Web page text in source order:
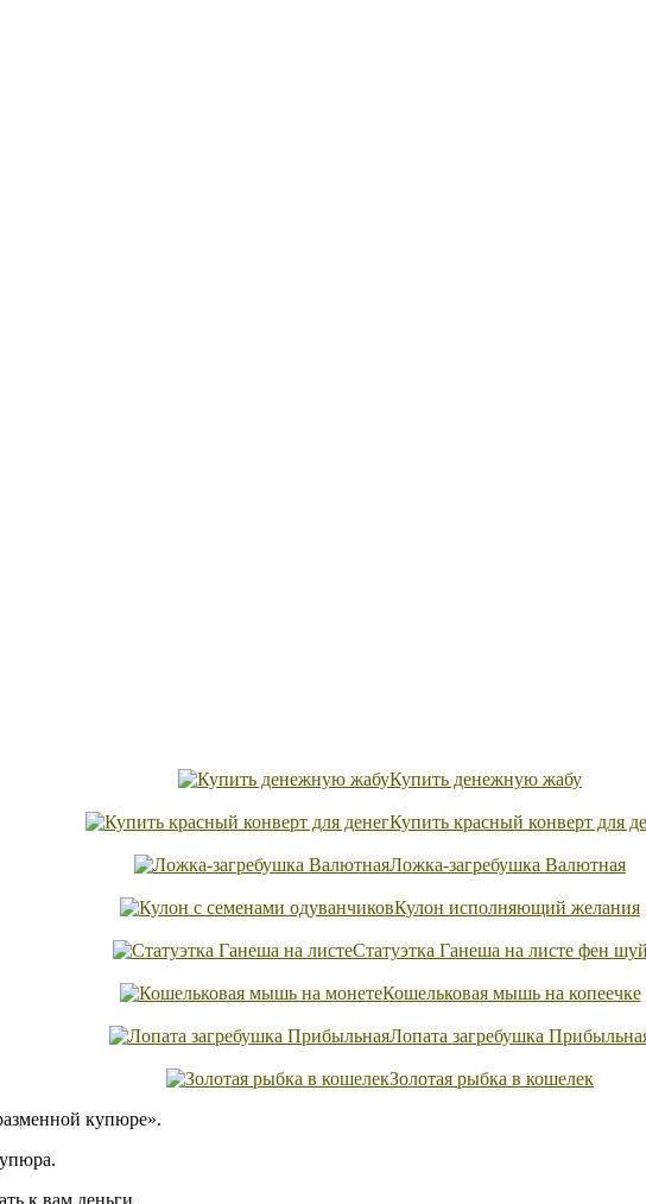
Купить денежную жабу
Купить красный конверт для
Ложка-загребушка Валютная
Кулон исполняющий желания
Статуэтка Ганеша на листе фен шуй
Кошельковая мышь на копеечке
Лопата загребушка
Золотая рыбка в кошелек
купюре».
к вам деньги.